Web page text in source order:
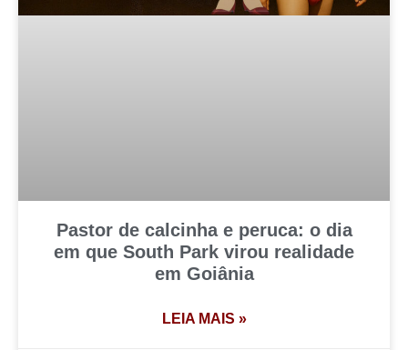
Pastor de calcinha e peruca: o dia
em que South Park virou realidade
em Goiânia
LEIA MAIS »